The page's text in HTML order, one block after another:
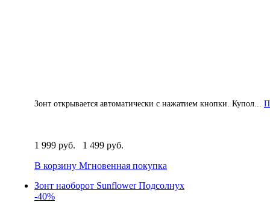
Зонт открывается автоматически с нажатием кнопки. Купол...
1 999 руб.
1 499 руб.
В корзину Мгновенная покупка
Зонт наоборот Sunflower Подсолнух
-40%